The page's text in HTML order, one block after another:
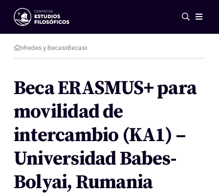
Eventos
Novedades
Investigación
Publicaciones
Galería
Acerca de nosotros
Miembros
Reglamento
Redes y Becas Becas
Beca ERASMUS+ para
movilidad de
intercambio (KA1) –
Universidad Babes-
Bolyai, Rumania